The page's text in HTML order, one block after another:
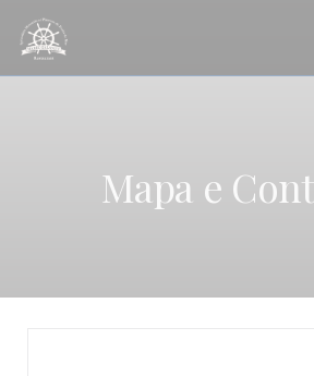
Painel de Gerenciamento de Cookies
Mapa e